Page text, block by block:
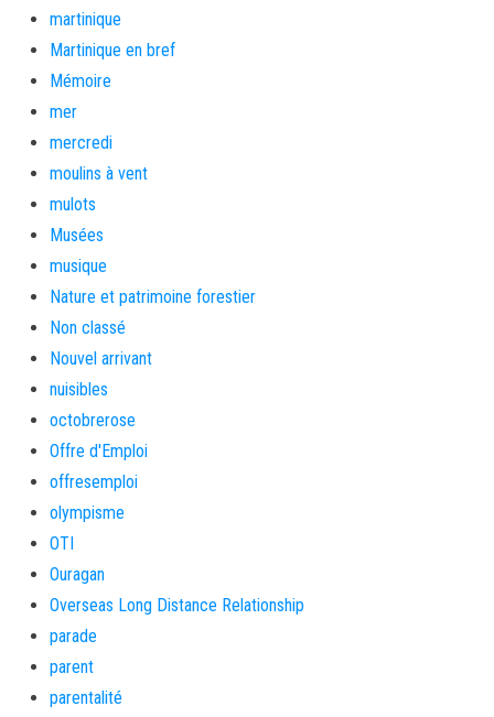
martinique
Martinique en bref
Mémoire
mer
mercredi
moulins à vent
mulots
Musées
musique
Nature et patrimoine forestier
Non classé
Nouvel arrivant
nuisibles
octobrerose
Offre d'Emploi
offresemploi
olympisme
OTI
Ouragan
Overseas Long Distance Relationship
parade
parent
parentalité